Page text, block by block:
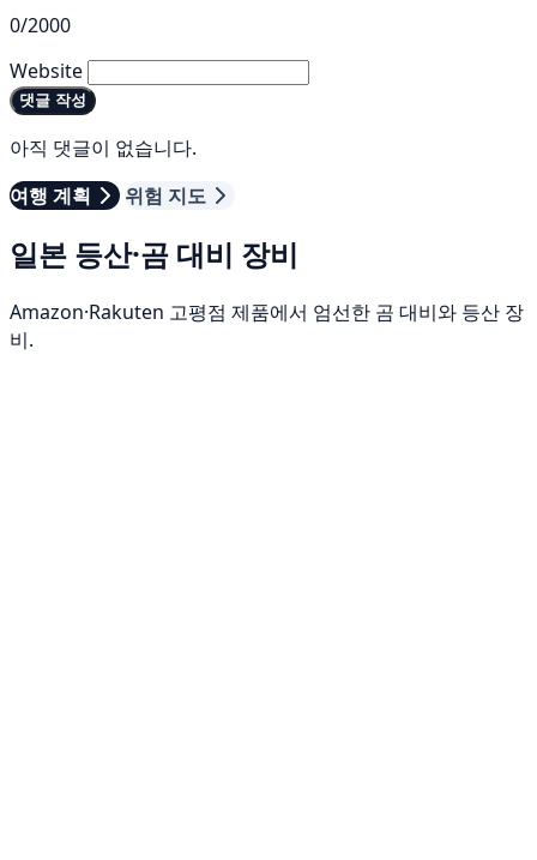
0/2000
Website
댓글 작성
아직 댓글이 없습니다.
여행 계획
위험 지도
일본 등산·곰 대비 장비
Amazon·Rakuten 고평점 제품에서 엄선한 곰 대비와 등산 장
비.